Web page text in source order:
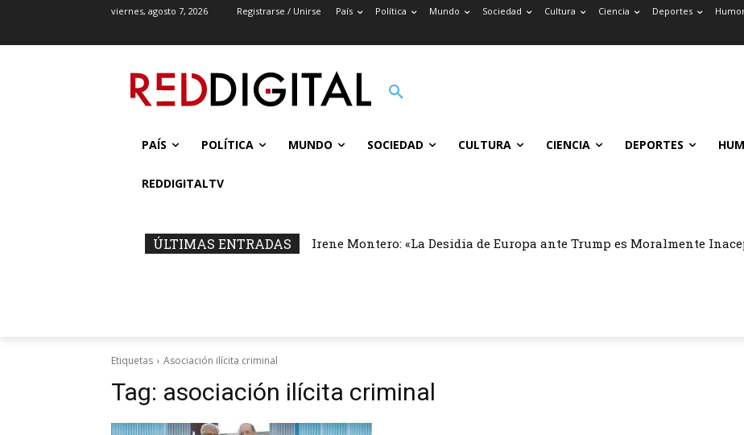
viernes, agosto 7, 2026 Registrarse / Unirse País Política Mundo Sociedad Cultura Ciencia Deportes
PAÍS POLÍTICA MUNDO SOCIEDAD CULTURA CIENCIA DEPORTES
REDDIGITALTV
ÚLTIMAS ENTRADAS Irene Montero: «La Desidia de Europa ante Trump es Moralmente
Etiquetas Asociación ilícita criminal
Tag: asociación ilícita criminal